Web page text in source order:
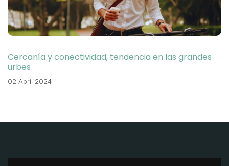
Cercanía y conectividad, tendencia en las grandes
urbes
02 Abril 2024